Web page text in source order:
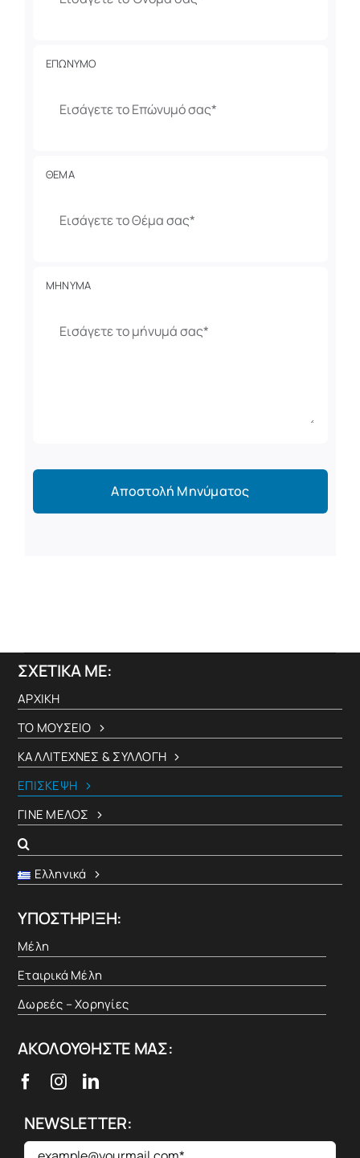
ΕΠΩΝΥΜΟ
ΘΕΜΑ
ΜΗΝΥΜΑ
Αποστολή Μηνύματος
ΣΧΕΤΙΚΑ ΜΕ:
ΑΡΧΙΚΗ
ΤΟ ΜΟΥΣΕΙΟ
ΚΑΛΛΙΤΕΧΝΕΣ & ΣΥΛΛΟΓΗ
ΕΠΙΣΚΕΨΗ
ΓΙΝΕ ΜΕΛΟΣ
Ελληνικά
ΥΠΟΣΤΗΡΙΞΗ:
Μέλη
Εταιρικά Μέλη
Δωρεές – Χορηγίες
ΑΚΟΛΟΥΘΗΣΤΕ ΜΑΣ:
NEWSLETTER:
email*